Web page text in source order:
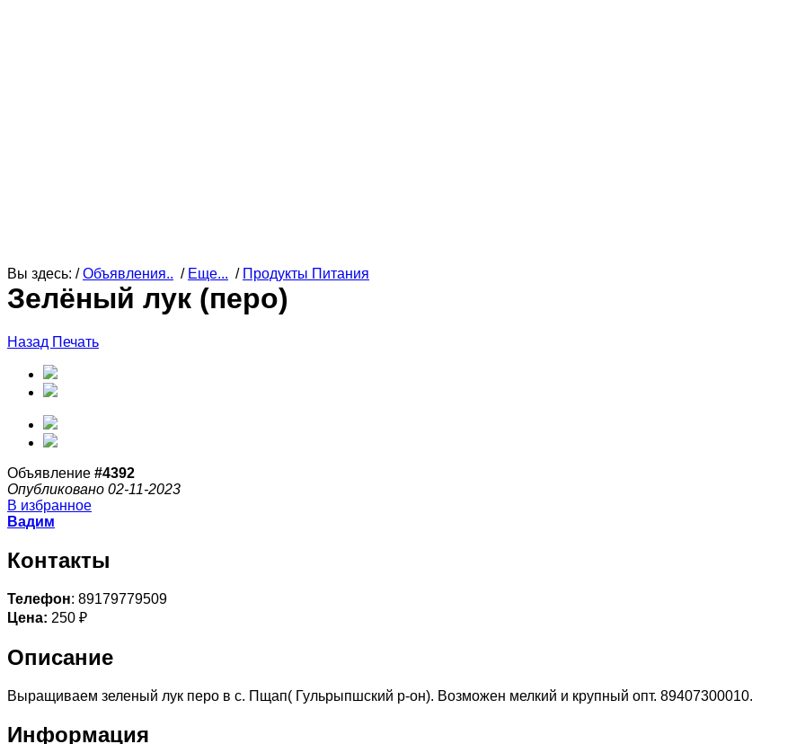
Вы здесь: /Объявления.. / Еще... / Продукты Питания
Зелёный лук (перо)
Назад Печать
Объявление #4392
Опубликовано 02-11-2023
В избранное
Вадим
Контакты
Телефон: 89179779509
Цена: 250 ₽
Описание
Выращиваем зеленый лук перо в с. Пщап( Гульрыпшский р-он). Возможен мелкий и крупный опт. 89407300010.
Информация